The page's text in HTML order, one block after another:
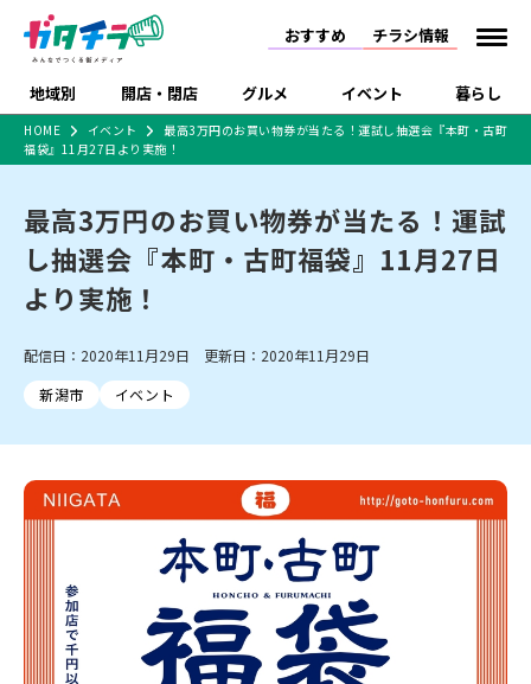
おすすめ チラシ情報
地域別 開店・閉店 グルメ イベント 暮らし
新潟市 下越
中越
佐渡
新潟市中央区 新潟市西区
新潟市北区
新潟市江南区 新潟市秋葉区
新発田・聖籠
胎内・粟島
三条・加茂・田上
五泉・阿賀野・阿賀
燕・弥彦
長岡・見附
小千谷・十日町・津南
魚沼・南魚沼・湯沢
柏崎・刈羽・出雲崎
上越・妙高・糸魚川
開店 閉店
リニューアル・移転
新潟市・開店
新潟市・閉店
長岡市・開店
長岡市・閉店
上越市・開店
ラーメン・開店
ラーメン・閉店
ラーメン 現地レポート
和食
スイーツ
ご当地グルメ テイクアウト
季節・期間限定
居酒屋・バー
パスタ
パン・ベーカリー
タレカツ・豚カツ
デカ盛り・大盛り
旨辛・激辛
定食・町定食 海鮮・鮨
日本酒・新潟清酒
ワイン・クラフトビール
ケーキ・パフェ
ビアガーデン・暑気払い
体験・販売 祭り・伝統行事
趣味・展示会
スポーツ
セミナー・講演会 子ども向け 花火大会
入場無料
完成見学会 学生スポーツ
施設・ショップ
住宅メーカー・工務
店
食品メーカー・県産
習い事・塾 アパレル・雑貨
観光スポット
温泉・入浴 ホテル 旅館
水族館
リラクゼーション・整体
スキー場
リユース・買取
病院・クリニック
イオンモール
ラブラ万代・ラブラ2
ビルボードプレイスBP
新潟伊勢丹
ピア万代
リバーサイド千秋
パティオPATIO
特売セール インタビュー
特集・まとめ記事
セツコママ ランキング 新潟人
キャンペーン
開店まとめ
閉店まとめ
食品スーパー・コンビ
ショッピングモール・
大型施設
ドラッグストア・ホーム
センター
ファッション 生活サービス
新車・中古車・カー用品
旅行・レジャー
冠婚葬祭
習い事・塾 通販・EC イベント
求人
新潟市 チラシ
長岡・見附 チラシ
上越・妙高・糸魚川 チラシ
注目 チラシ
火曜セール
オープン・リニューアルセール
周年祭・感謝祭セール
年末・初売りセール
HOME イベント
最高3万円のお買い物券が当たる！運試し抽選会『本町・古町
福袋』11月27日より実施！
最高3万円のお買い物券が当たる！運試
し抽選会『本町・古町福袋』11月27日
より実施！
配信日：2020年11月29日 更新日：2020年11月29日
新潟市
イベント